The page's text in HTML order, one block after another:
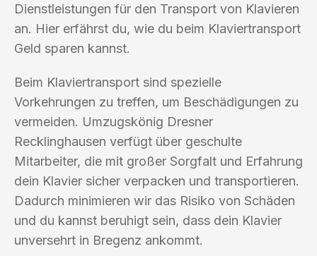
Dienstleistungen für den Transport von Klavieren
an. Hier erfährst du, wie du beim Klaviertransport
Geld sparen kannst.
Beim Klaviertransport sind spezielle
Vorkehrungen zu treffen, um Beschädigungen zu
vermeiden. Umzugskönig Dresner
Recklinghausen verfügt über geschulte
Mitarbeiter, die mit großer Sorgfalt und Erfahrung
dein Klavier sicher verpacken und transportieren.
Dadurch minimieren wir das Risiko von Schäden
und du kannst beruhigt sein, dass dein Klavier
unversehrt in Bregenz ankommt.